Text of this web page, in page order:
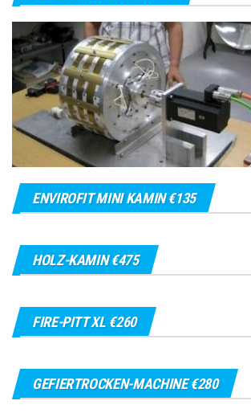
ENVIROFIT MINI KAMIN €135
HOLZ-KAMIN €475
FIRE-PITT XL €260
GEFIERTROCKEN-MACHINE €280